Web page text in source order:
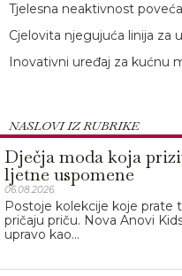
Tjelesna neaktivnost
Cjelovita njegujuća linija za
Inovativni uređaj za kućnu
NASLOVI IZ RUBRIKE
Dječja moda koja
ljetne uspomene
06.08.2026.
Postoje kolekcije koje prate
pričaju priču. Nova Anovi
upravo kao...